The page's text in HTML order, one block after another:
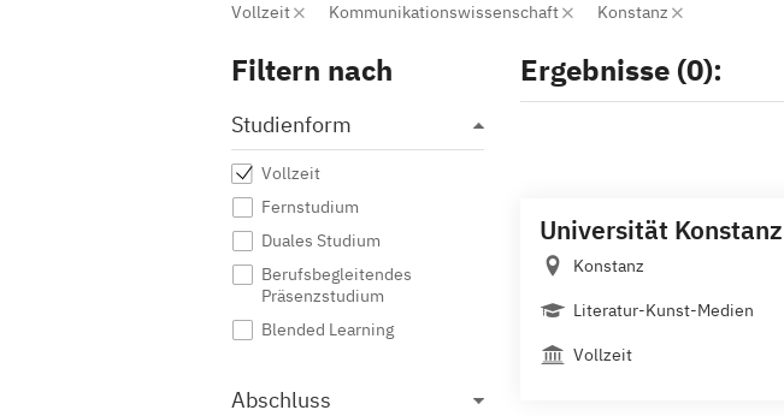
Vollzeit Kommunikationswissenschaft Konstanz
Filtern nach
Studienform
Vollzeit
Fernstudium
Duales Studium
Berufsbegleitendes
Präsenzstudium
Blended Learning
Abschluss
Ergebnisse (0):
Universität Konstanz
Konstanz
Literatur-Kunst-Medien
Vollzeit